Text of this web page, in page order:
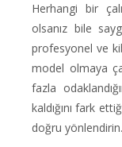
Herhangi bir
olsanız bile
profesyonel ve
model olmaya
fazla
kaldığını fark
doğru yönlendirin.